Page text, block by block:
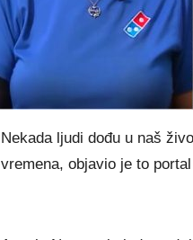
Nekada ljudi dođu u naš
vremena, objavio je to portal